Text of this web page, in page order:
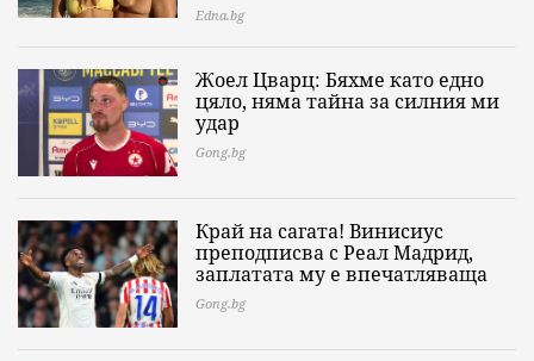
Edna.bg
Жоел Цварц: Бяхме като едно
цяло, няма тайна за силния ми
удар
Gong.bg
Край на сагата! Винисиус
преподписва с Реал Мадрид,
заплатата му е впечатляваща
Gong.bg